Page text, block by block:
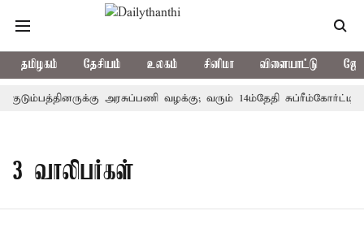
தமிழகம் தேசியம் உலகம் சினிமா விளையாட்டு
அரசுப்பணி வழக்கு; வரும் 14ம்தேதி
3 வாலிபர்கள்